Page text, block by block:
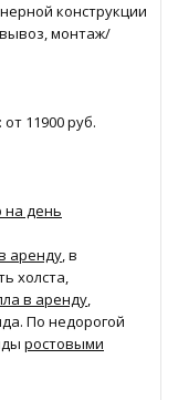
конструкции
монтаж/
11900 руб.
на день
аренду, в
холста,
в аренду,
По недорогой
ростовыми